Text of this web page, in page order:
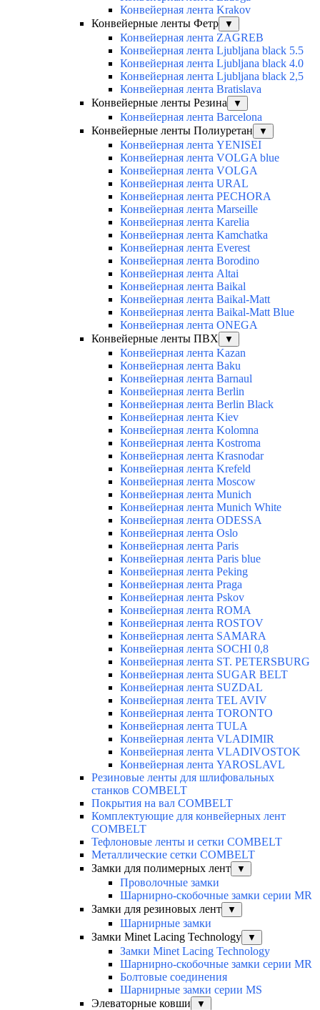
Конвейерная лента Krakov
Конвейерные ленты Фетр
▼
Конвейерная лента ZAGREB
Конвейерная лента Ljubljana black 5.5
Конвейерная лента Ljubljana black 4.0
Конвейерная лента Ljubljana black 2,5
Конвейерная лента Bratislava
Конвейерные ленты Резина
▼
Конвейерная лента Barcelona
Конвейерные ленты Полиуретан
▼
Конвейерная лента YENISEI
Конвейерная лента VOLGA blue
Конвейерная лента VOLGA
Конвейерная лента URAL
Конвейерная лента PECHORA
Конвейерная лента Marseille
Конвейерная лента Karelia
Конвейерная лента Kamchatka
Конвейерная лента Everest
Конвейерная лента Borodino
Конвейерная лента Altai
Конвейерная лента Baikal
Конвейерная лента Baikal-Matt
Конвейерная лента Baikal-Matt Blue
Конвейерная лента ONEGA
Конвейерные ленты ПВХ
▼
Конвейерная лента Kazan
Конвейерная лента Baku
Конвейерная лента Barnaul
Конвейерная лента Berlin
Конвейерная лента Berlin Black
Конвейерная лента Kiev
Конвейерная лента Kolomna
Конвейерная лента Kostroma
Конвейерная лента Krasnodar
Конвейерная лента Krefeld
Конвейерная лента Moscow
Конвейерная лента Munich
Конвейерная лента Munich White
Конвейерная лента ODESSA
Конвейерная лента Oslo
Конвейерная лента Paris
Конвейерная лента Paris blue
Конвейерная лента Peking
Конвейерная лента Praga
Конвейерная лента Pskov
Конвейерная лента ROMA
Конвейерная лента ROSTOV
Конвейерная лента SAMARA
Конвейерная лента SOCHI 0,8
Конвейерная лента ST. PETERSBURG
Конвейерная лента SUGAR BELT
Конвейерная лента SUZDAL
Конвейерная лента TEL AVIV
Конвейерная лента TORONTO
Конвейерная лента TULA
Конвейерная лента VLADIMIR
Конвейерная лента VLADIVOSTOK
Конвейерная лента YAROSLAVL
Резиновые ленты для шлифовальных
станков COMBELT
Покрытия на вал COMBELT
Комплектующие для конвейерных лент
COMBELT
Тефлоновые ленты и сетки COMBELT
Металлические сетки COMBELT
Замки для полимерных лент
▼
Проволочные замки
Шарнирно-скобочные замки серии MR
Замки для резиновых лент
▼
Шарнирные замки
Замки Minet Lacing Technology
▼
Замки Minet Lacing Technology
Шарнирно-скобочные замки серии MR
Болтовые соединения
Шарнирные замки серии MS
Элеваторные ковши
▼